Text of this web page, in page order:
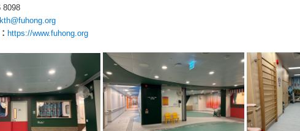
8098
kth@fuhong.org
https://www.fuhong.org